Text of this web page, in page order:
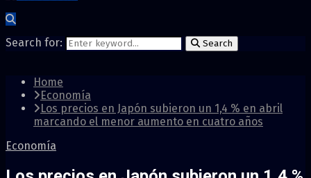
Search for: Search
Home
Economía
Los precios en Japón subieron un 1,4 % en abril
marcando el menor aumento en cuatro años
Economía